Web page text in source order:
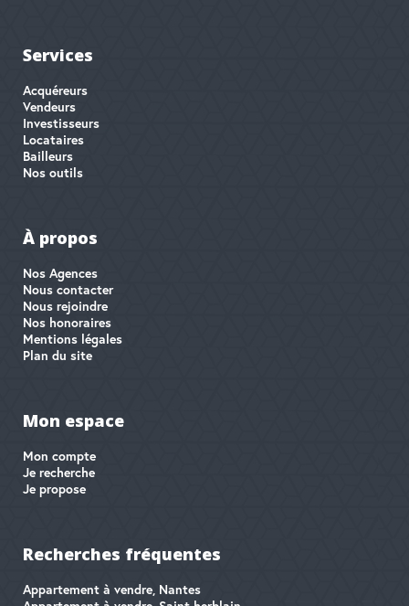
Services
Acquéreurs
Vendeurs
Investisseurs
Locataires
Bailleurs
Nos outils
À propos
Nos Agences
Nous contacter
Nous rejoindre
Nos honoraires
Mentions légales
Plan du site
Mon espace
Mon compte
Je recherche
Je propose
Recherches fréquentes
Appartement à vendre, Nantes